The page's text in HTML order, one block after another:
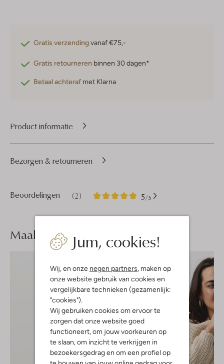
Jum, cookies!
Wij, en onze negen partners, maken op
onze website gebruik van cookies en
vergelijkbare technieken (gezamenlijk:
"cookies").
Wij gebruiken cookies om ervoor te
zorgen dat onze website goed
functioneert, om jouw voorkeuren op
te slaan, om inzicht te verkrijgen in
bezoekersgedrag en om een profiel op
Gratis verzendingvanaf €75,-
Gratis retourneren binnen 30 dagen*
Betaal achteraf met Klarna
Product informatie
Beoordelingen (2) 5/5
2
5
Bezorgen & retourneren
Maak je look compleet